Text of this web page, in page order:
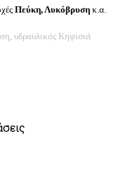
Πεύκη, Λυκόβρυση κ.α.
υδραυλικός Κηφισιά